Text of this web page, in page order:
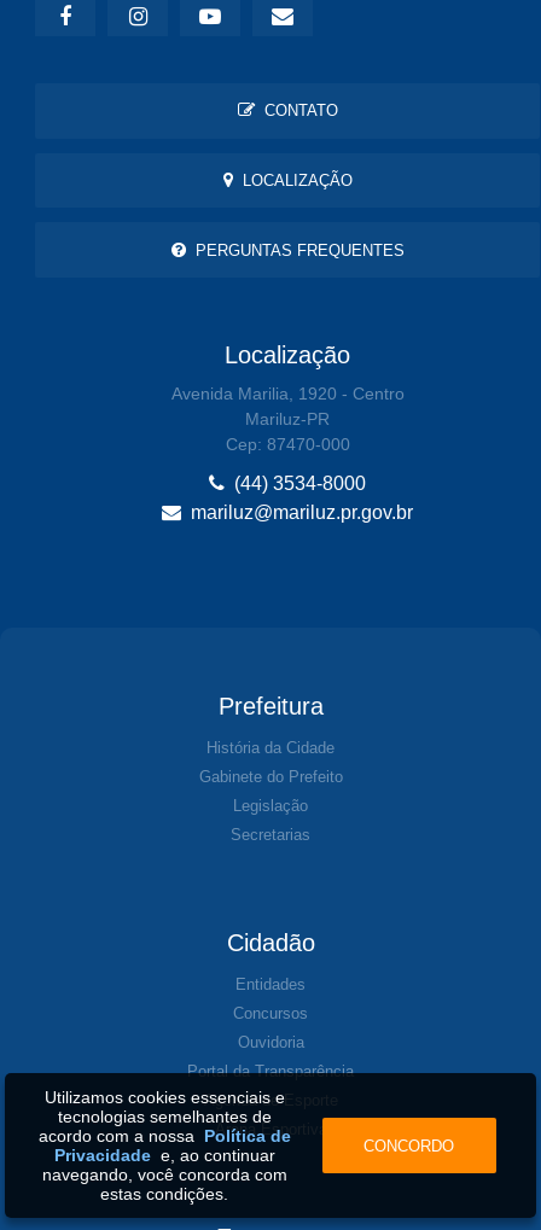
CONTATO
LOCALIZAÇÃO
PERGUNTAS FREQUENTES
Localização
Avenida Marilia, 1920 - Centro
Mariluz-PR
Cep: 87470-000
(44) 3534-8000
mariluz@mariluz.pr.gov.br
Prefeitura
História da Cidade
Gabinete do Prefeito
Legislação
Secretarias
Cidadão
Entidades
Concursos
Ouvidoria
Portal da Transparência
Agenda de Esporte
Arena Esportiva
Utilizamos cookies essenciais e
tecnologias semelhantes de
acordo com a nossa Política de
Privacidadee, ao continuar
navegando, você concorda com
estas condições.
CONCORDO